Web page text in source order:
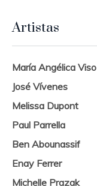
Artistas
María Angélica Viso
José Vívenes
Melissa Dupont
Paul Parrella
Ben Abounassif
Enay Ferrer
Michelle Prazak